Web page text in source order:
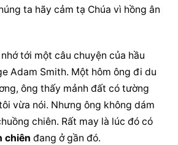
ta hãy cảm tạ Chúa vì hồng ân
tới một câu chuyện của hầu
Adam Smith. Một hôm ông đi du
ông thấy mảnh đất có tường
vừa nói. Nhưng ông không dám
chiên. Rất may là lúc đó có
chiên đang ở gần đó.